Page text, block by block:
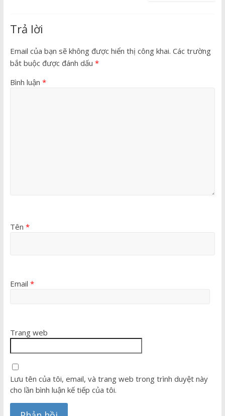
Trả lời
Email của bạn sẽ không được hiển thị công khai. Các trường
bắt buộc được đánh dấu *
Bình luận *
Tên *
Email *
Trang web
Lưu tên của tôi, email, và trang web trong trình duyệt này
cho lần bình luận kế tiếp của tôi.